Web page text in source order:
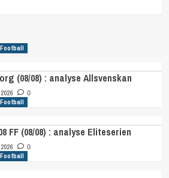
(08/08) : analyse Allsvenskan
0
FF (08/08) : analyse Eliteserien
0